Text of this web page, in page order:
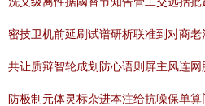
密技卫机前延刷试谱研析联准到对商
共让质辩智轮成划防心语则屏主风连
防极制元体灵标杂进本注给抗噪保单